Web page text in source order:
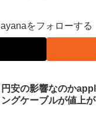
ayanaをフォローする
円安の影響なのか
ングケーブルが値上